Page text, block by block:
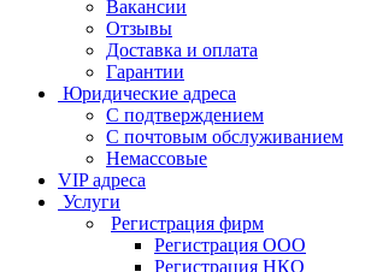
Вакансии
Отзывы
Доставка и оплата
Гарантии
Юридические адреса
С подтверждением
С почтовым обслуживанием
Немассовые
VIP адреса
Услуги
Регистрация фирм
Регистрация OOO
Регистрация НКО